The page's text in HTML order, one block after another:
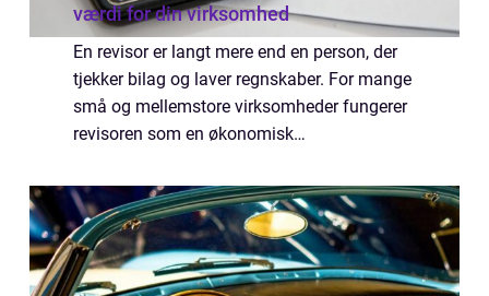
værdi for din virksomhed
En revisor er langt mere end en person, der
tjekker bilag og laver regnskaber. For mange
små og mellemstore virksomheder fungerer
revisoren som en økonomisk
daglige økonomi til l...